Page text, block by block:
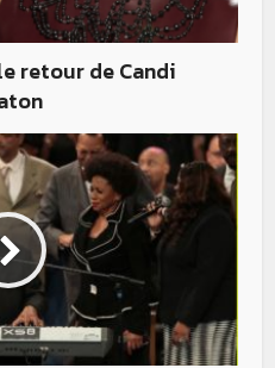
retour de Candi